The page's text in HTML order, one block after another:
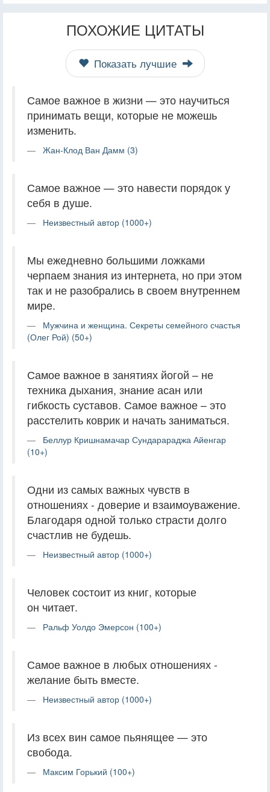
ПОХОЖИЕ ЦИТАТЫ
Показать лучшие
Самое важное в жизни — это научиться
принимать вещи, которые не можешь
изменить.
Жан-Клод Ван Дамм (3)
Самое важное — это навести порядок у
себя в душе.
Неизвестный автор (1000+)
Мы ежедневно большими ложками
черпаем знания из интернета, но при этом
так и не разобрались в своем внутреннем
мире.
Мужчина и женщина. Секреты семейного счастья
(Олег Рой) (50+)
Самое важное в занятиях йогой – не
техника дыхания, знание асан или
гибкость суставов. Самое важное – это
расстелить коврик и начать заниматься.
Беллур Кришнамачар Сундарараджа Айенгар
(10+)
Одни из самых важных чувств в
отношениях - доверие и взаимоуважение.
Благодаря одной только страсти долго
счастлив не будешь.
Неизвестный автор (1000+)
Человек состоит из книг, которые
он читает.
Ральф Уолдо Эмерсон (100+)
Самое важное в любых отношениях -
желание быть вместе.
Неизвестный автор (1000+)
Из всех вин самое пьянящее — это
свобода.
Максим Горький (100+)